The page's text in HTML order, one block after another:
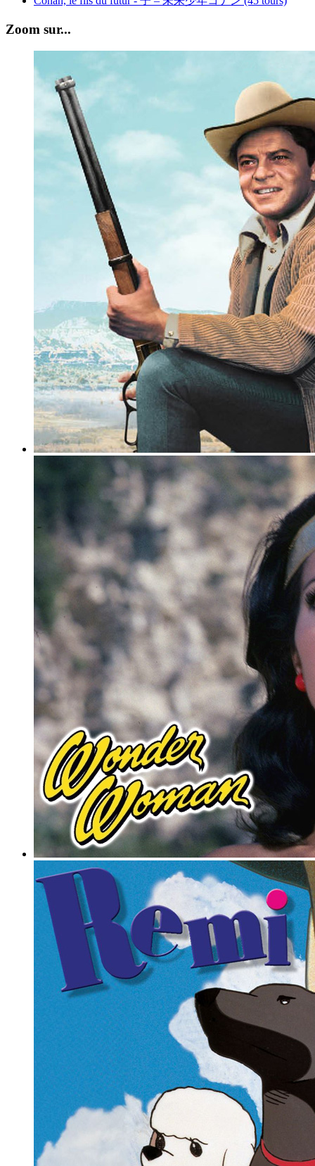
Zoom sur...